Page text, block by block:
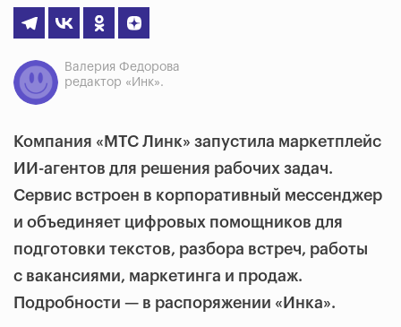
Валерия Федорова
редактор «Инк».
Компания «МТС Линк» запустила маркетплейс
ИИ-агентов для решения рабочих задач.
Сервис встроен в корпоративный мессенджер
и объединяет цифровых помощников для
подготовки текстов, разбора встреч, работы
с вакансиями, маркетинга и продаж.
Подробности — в распоряжении «Инка».